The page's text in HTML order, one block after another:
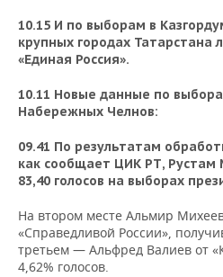
10.15 И по выборам в
крупных городах Татарстана
«Единая Россия».
10.11 Новые данные по
Набережных Челнов:
09.41 По результатам
как сообщает ЦИК РТ, Рустам
83,40 голосов на выборах
На втором месте Альмир
«Справедливой России»,
третьем — Альфред Валиев от
4,62% голосов.